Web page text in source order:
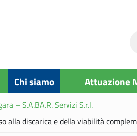
Chi siamo Attuazione
– S.A.BA.R. Servizi S.r.l.
discarica e della viabilità